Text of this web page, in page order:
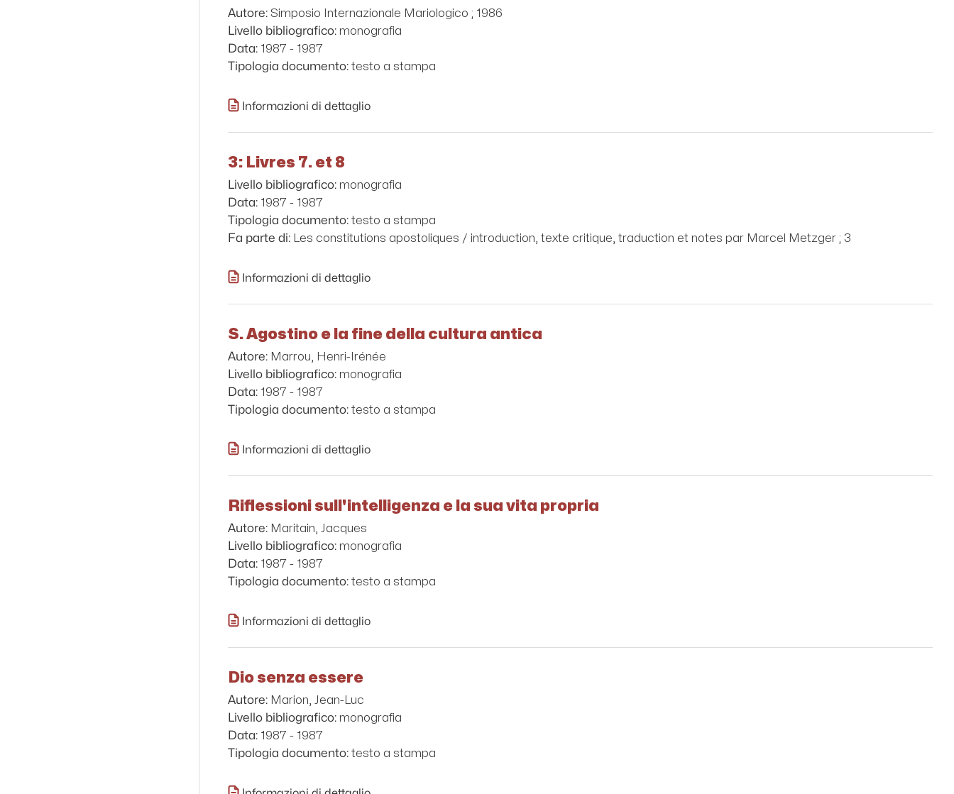
Autore: Simposio Internazionale Mariologico ; 1986
Livello bibliografico: monografia
Data: 1987 - 1987
Tipologia documento: testo a stampa
Informazioni di dettaglio
3: Livres 7. et 8
Livello bibliografico: monografia
Data: 1987 - 1987
Tipologia documento: testo a stampa
Fa parte di: Les constitutions apostoliques / introduction, texte critique, traduction et notes par Marcel Metzger ; 3
Informazioni di dettaglio
S. Agostino e la fine della cultura antica
Autore: Marrou, Henri-Irénée
Livello bibliografico: monografia
Data: 1987 - 1987
Tipologia documento: testo a stampa
Informazioni di dettaglio
Riflessioni sull'intelligenza e la sua vita propria
Autore: Maritain, Jacques
Livello bibliografico: monografia
Data: 1987 - 1987
Tipologia documento: testo a stampa
Informazioni di dettaglio
Dio senza essere
Autore: Marion, Jean-Luc
Livello bibliografico: monografia
Data: 1987 - 1987
Tipologia documento: testo a stampa